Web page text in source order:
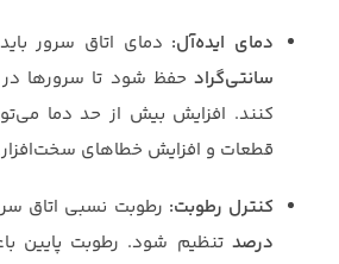
دمای ایده‌آل: دمای اتاق سرور
سانتی‌گراد حفظ شود تا سرورها در
کنند. افزایش بیش از حد دما
قطعات و افزایش خطاهای
کنترل رطوبت: رطوبت نسبی اتاق
درصد تنظیم شود. رطوبت پایین